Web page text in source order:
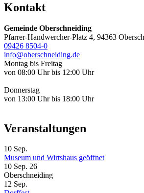
Kontakt
Gemeinde Oberschneiding
Pfarrer-Handwercher-Platz 4, 94363
09426 8504-0
info@oberschneiding.de
Montag bis Freitag
von 08:00 Uhr bis 12:00 Uhr
Donnerstag
von 13:00 Uhr bis 18:00 Uhr
Veranstaltungen
10 Sep.
Museum und Wirtshaus geöffnet
10 Sep. 26
Oberschneiding
12 Sep.